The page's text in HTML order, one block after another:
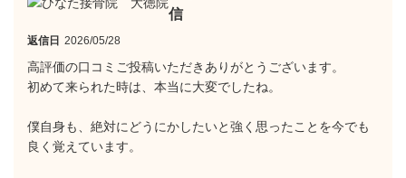
信
返信日 2026/05/28
高評価の口コミご投稿いただきありがとうございます。
初めて来られた時は、本当に大変でしたね。
僕自身も、絶対にどうにかしたいと強く思ったことを今でも
良く覚えています。